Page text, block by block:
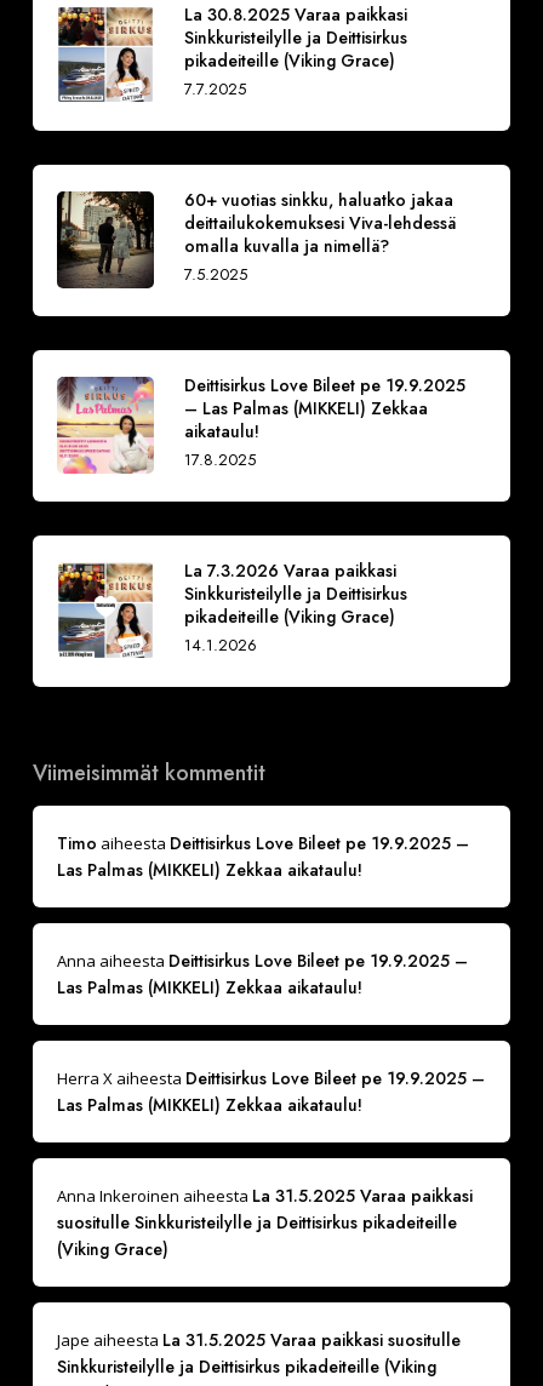
La 30.8.2025 Varaa paikkasi
Sinkkuristeilylle ja Deittisirkus
pikadeiteille (Viking Grace)
7.7.2025
60+ vuotias sinkku, haluatko jakaa
deittailukokemuksesi Viva-lehdessä
omalla kuvalla ja nimellä?
7.5.2025
Deittisirkus Love Bileet pe 19.9.2025
– Las Palmas (MIKKELI) Zekkaa
aikataulu!
17.8.2025
La 7.3.2026 Varaa paikkasi
Sinkkuristeilylle ja Deittisirkus
pikadeiteille (Viking Grace)
14.1.2026
Viimeisimmät kommentit
Timo aiheesta Deittisirkus Love Bileet pe 19.9.2025 –
Las Palmas (MIKKELI) Zekkaa aikataulu!
Anna aiheesta Deittisirkus Love Bileet pe 19.9.2025 –
Las Palmas (MIKKELI) Zekkaa aikataulu!
Herra Xaiheesta Deittisirkus Love Bileet pe 19.9.2025 –
Las Palmas (MIKKELI) Zekkaa aikataulu!
Anna Inkeroinen aiheesta La 31.5.2025 Varaa paikkasi
suositulle Sinkkuristeilylle ja Deittisirkus pikadeiteille
(Viking Grace)
Jape aiheesta La 31.5.2025 Varaa paikkasi suositulle
Sinkkuristeilylle ja Deittisirkus pikadeiteille (Viking